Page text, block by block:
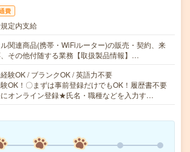
費
定内支給
関連商品(携帯・WiFiルーター)の販売・契約、来
その他付随する業務【取扱製品情報】…
験OK / ブランクOK / 英語力不要
OK！〇まずは事前登録だけでもOK！履歴書不要
オンライン登録★氏名・職種などを入力す…